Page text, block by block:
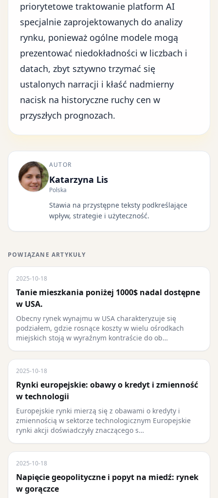
priorytetowe traktowanie platform AI
specjalnie zaprojektowanych do analizy
rynku, ponieważ ogólne modele mogą
prezentować niedokładności w liczbach i
datach, zbyt sztywno trzymać się
ustalonych narracji i kłaść nadmierny
nacisk na historyczne ruchy cen w
przyszłych prognozach.
AUTOR
Katarzyna Lis
Polska
Stawia na przystępne teksty podkreślające
wpływ, strategie i użyteczność.
POWIĄZANE ARTYKUŁY
2025-10-18
Tanie mieszkania poniżej 1000$ nadal dostępne
w USA.
Obecny rynek wynajmu w USA charakteryzuje się
podziałem, gdzie rosnące koszty w wielu ośrodkach
miejskich stoją w wyraźnym kontraście do ob…
2025-10-18
Rynki europejskie: obawy o kredyt i zmienność
w technologii
Europejskie rynki mierzą się z obawami o kredyty i
zmiennością w sektorze technologicznym Europejskie
rynki akcji doświadczyły znaczącego s…
2025-10-18
Napięcie geopolityczne i popyt na miedź: rynek
w gorączce